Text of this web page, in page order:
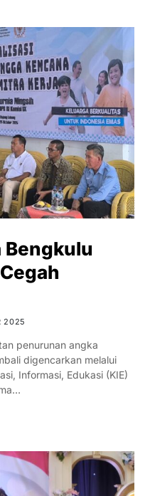
Bengkulu
2025
penurunan angka
digencarkan melalui
Informasi, Edukasi (KIE)